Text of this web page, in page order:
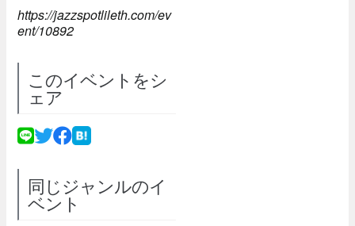
https://jazzspotlileth.com/ev
ent/10892
このイベントをシ
ェア
同じジャンルのイ
ベント